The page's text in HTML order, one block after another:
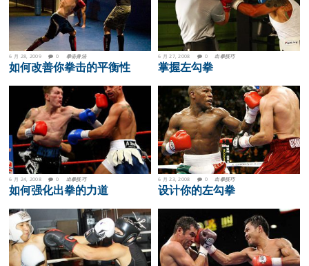
6 月 28, 2009 拳击身法
0
如何改善你拳击的平衡性
6 月 27, 2008 出拳技巧
0
掌握左勾拳
6 月 24, 2008 出拳技巧
0
如何强化出拳的力道
6 月 23, 2008 出拳技巧
0
设计你的左勾拳